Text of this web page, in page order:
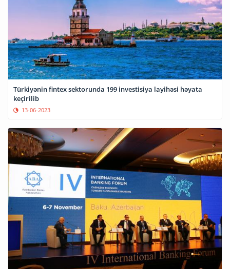
Türkiyənin fintex sektorunda 199 investisiya layihəsi həyata
keçirilib
13-06-2023